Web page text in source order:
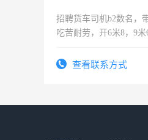
招聘货车司机b2数名，
吃苦耐劳，开6米8，9
查看联系方式